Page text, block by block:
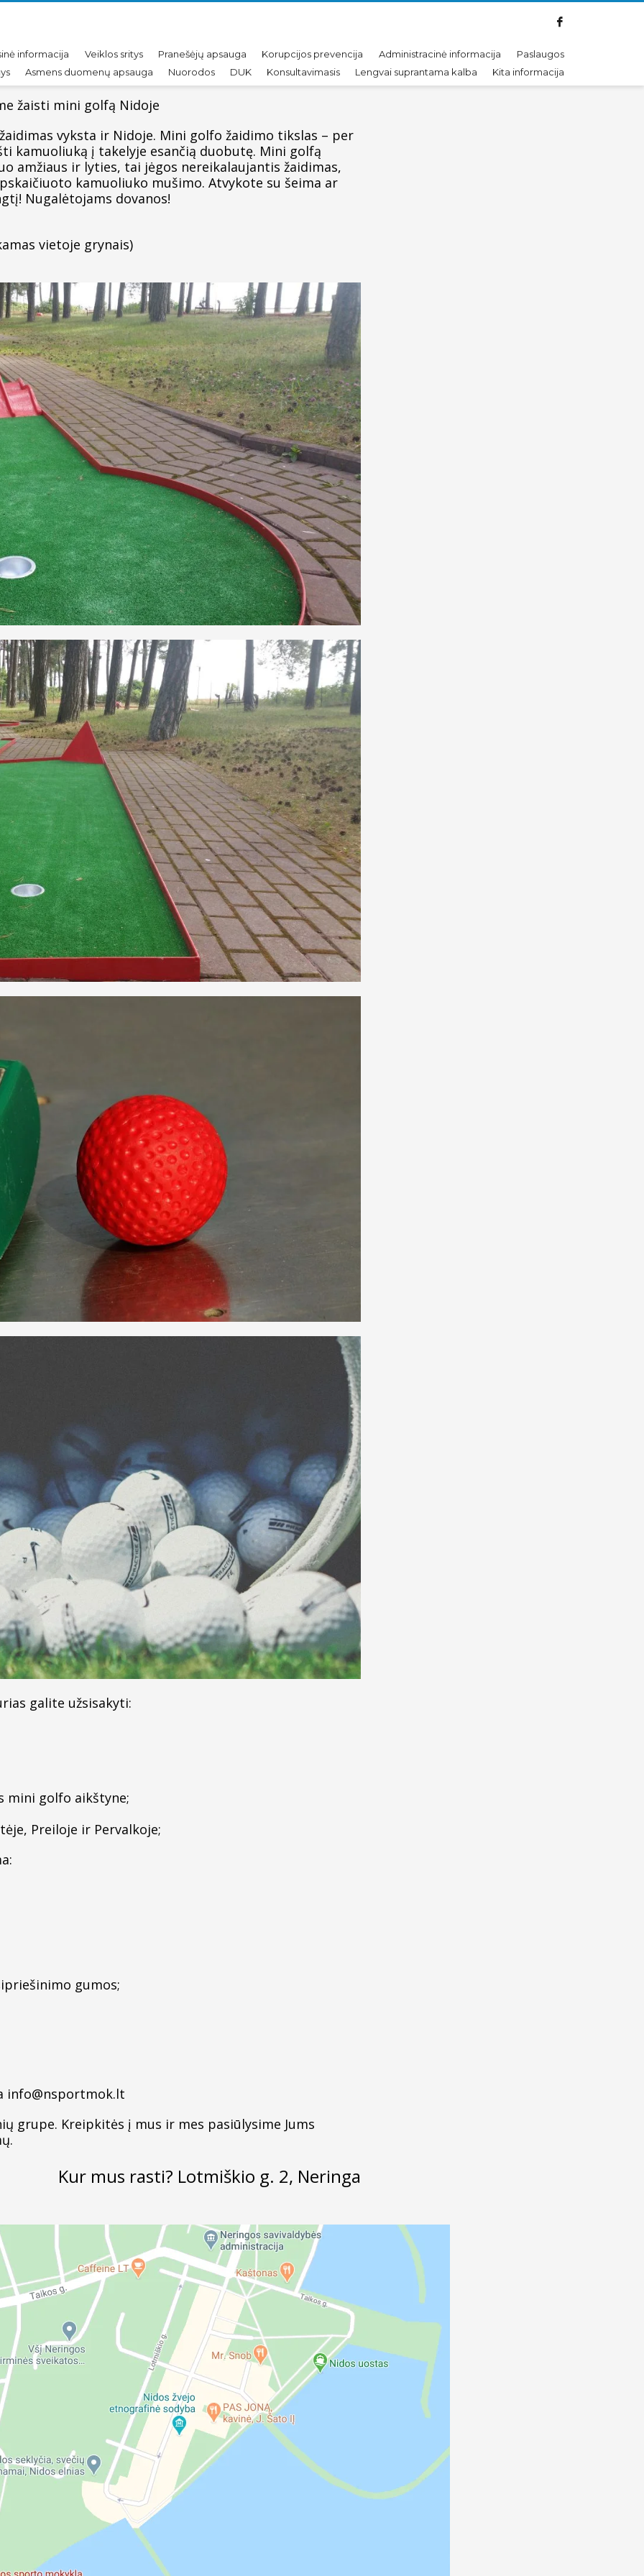
informacija Veiklos sritys Pranešėjų apsauga Korupcijos prevencija Administracinė informacija
Paslaugos
Asmens duomenų apsauga Nuorodos DUK Konsultavimasis Lengvai suprantama kalba Kita informacija
žaisti mini golfą Nidoje
vyksta ir Nidoje. Mini golfo žaidimo tikslas – per
kamuoliuką į takelyje esančią duobutę. Mini golfą
amžiaus ir lyties, tai jėgos nereikalaujantis žaidimas,
kamuoliuko mušimo. Atvykote su šeima ar
Nugalėtojams dovanos!
vietoje grynais)
galite užsisakyti:
mini golfo aikštyne;
Preiloje ir Pervalkoje;
gumos;
info@nsportmok.lt
grupe. Kreipkitės į mus ir mes pasiūlysime Jums
Kur mus rasti? Lotmiškio g. 2, Neringa